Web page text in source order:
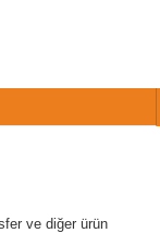
ve diğer ürün